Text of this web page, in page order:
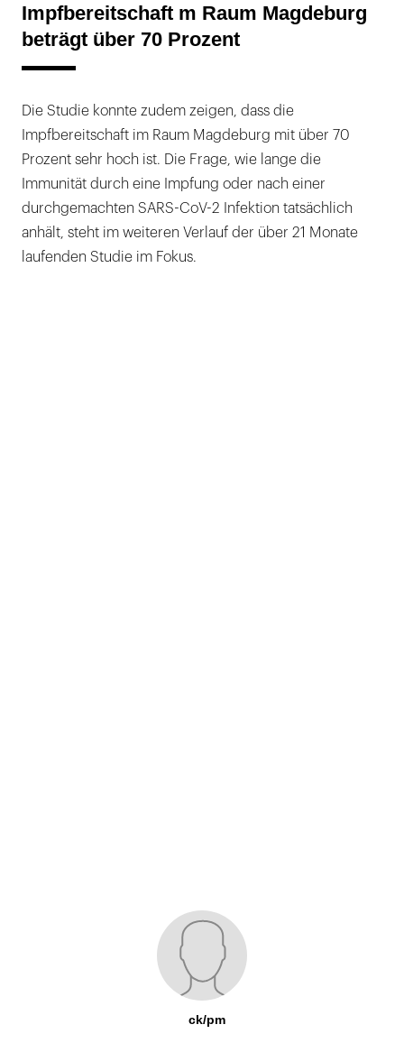
Impfbereitschaft m Raum Magdeburg
beträgt über 70 Prozent
Die Studie konnte zudem zeigen, dass die
Impfbereitschaft im Raum Magdeburg mit über 70
Prozent sehr hoch ist. Die Frage, wie lange die
Immunität durch eine Impfung oder nach einer
durchgemachten SARS-CoV-2 Infektion tatsächlich
anhält, steht im weiteren Verlauf der über 21 Monate
laufenden Studie im Fokus.
ck/pm